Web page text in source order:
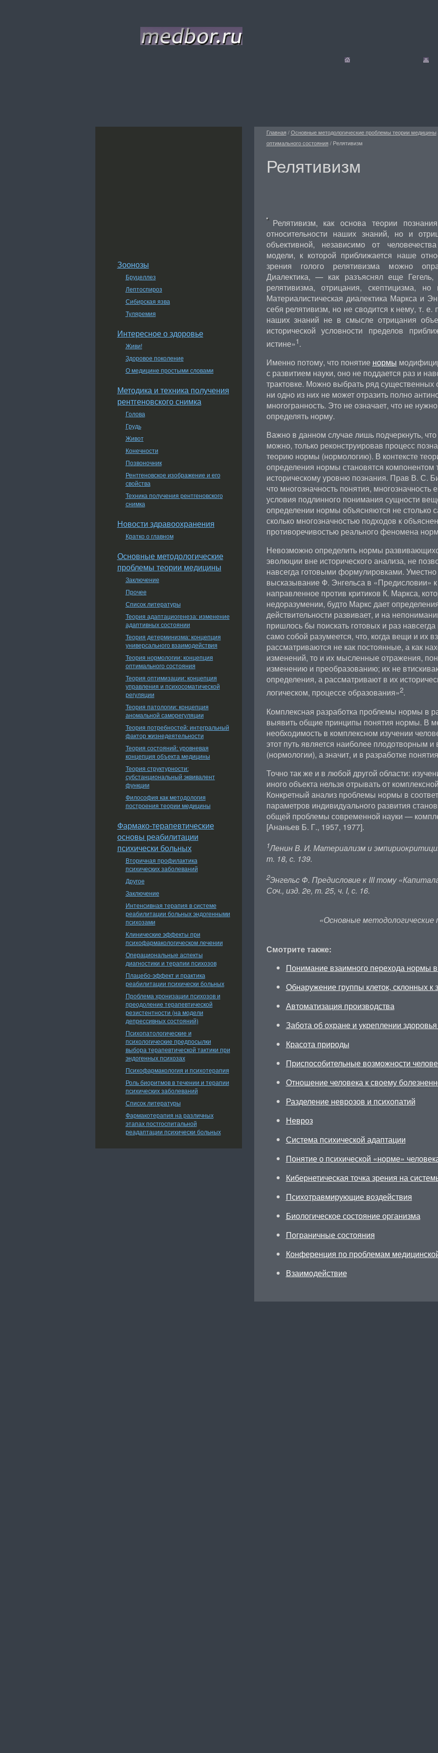
Главная /Основные методологические проблемы теории медицины
оптимального состояния / Релятивизм
Релятивизм
Релятивизм, как основа теории
относительности наших знаний, но и
объективной, независимо от
модели, к которой приближается наше
зрения голого релятивизма можно
Диалектика, — как разъяснял еще
релятивизма, отрицания, скептицизма,
Материалистическая диалектика Маркса и
себя релятивизм, но не сводится к нему, т. е.
наших знаний не в смысле отрицания
исторической условности пределов
истине»1.
Именно потому, что понятие нормы
с развитием науки, оно не поддается раз и
трактовке. Можно выбрать ряд
ни одно из них не может отразить полно
многогранность. Это не означает, что не
определять норму.
Важно в данном случае лишь подчеркнуть,
можно, только реконструировав процесс
теорию нормы (нормологию). В контексте
определения нормы становятся компонентом
историческому уровню познания. Прав В. С.
что многозначность понятия, многозначность
условия подлинного понимания сущности
определении нормы объясняются не столько
сколько многозначностью подходов к
противоречивостью реального феномена
Невозможно определить нормы
эволюции вне исторического анализа, не
навсегда готовыми формулировками.
высказывание Ф. Энгельса в «Предисловии»
направленное против критиков К. Маркса,
недоразумении, будто Маркс дает
действительности развивает, и на
пришлось бы поискать готовых и раз
само собой разумеется, что, когда вещи и их
рассматриваются не как постоянные, а как
изменений, то и их мысленные отражения,
изменению и преобразованию; их не
определения, а рассматривают в их
логическом, процессе образования»2.
Комплексная разработка проблемы нормы в
выявить общие принципы понятия нормы. В
необходимость в комплексном изучении
этот путь является наиболее плодотворным
(нормологии), а значит, и в разработке
Точно так же и в любой другой области:
иного объекта нельзя отрывать от
Конкретный анализ проблемы нормы в
параметров индивидуального развития
общей проблемы современной науки —
[Ананьев Б. Г., 1957, 1977].
1Ленин В. И. Материализм и
т. 18, с. 139.
2Энгельс Ф. Предисловие к III тому
Соч., изд. 2е, т. 25, ч. I, с. 16.
«Основные
Смотрите также:
Понимание взаимного перехода нормы
Обнаружение группы клеток, склонных к
Автоматизация производства
Забота об охране и укреплении
Красота природы
Приспособительные возможности
Отношение человека к своему
Разделение неврозов и психопатий
Невроз
Система психической адаптации
Понятие о психической «норме»
Кибернетическая точка зрения на
Психотравмирующие воздействия
Биологическое состояние организма
Пограничные состояния
Конференция по проблемам
Взаимодействие
Зоонозы
Бруцеллез
Лептоспироз
Сибирская язва
Туляремия
Интересное о здоровье
Живи!
Здоровое поколение
О медицине простыми словами
Методика и техника получения
рентгеновского снимка
Голова
Грудь
Живот
Конечности
Позвоночник
Рентгеновское изображение и его
свойства
Техника получения рентгеновского
снимка
Новости здравоохранения
Кратко о главном
Основные методологические
проблемы теории медицины
Заключение
Прочее
Список литературы
Теория адаптациогенеза: изменение
адаптивных состоянии
Теория детерминизма: концепция
универсального взаимодействия
Теория нормологии: концепция
оптимального состояния
Теория оптимизации: концепция
управления и психосоматической
регуляции
Теория патологии: концепция
аномальной саморегуляции
Теория потребностей: интегральный
фактор жизнедеятельности
Теория состояний: уровневая
концепция объекта медицины
Теория структурности:
субстанциональный эквивалент
функции
Философия как методология
построения теории медицины
Фармако-терапевтические
основы реабилитации
психически больных
Вторичная профилактика
психических заболеваний
Другое
Заключение
Интенсивная терапия в системе
реабилитации больных эндогенными
психозами
Клинические эффекты при
психофармакологическом лечении
Операциональные аспекты
диагностики и терапии психозов
Плацебо-эффект и практика
реабилитации психически больных
Проблема хронизации психозов и
преодоление терапевтической
резистентности (на модели
депрессивных состояний)
Психопатологические и
психологические предпосылки
выбора терапевтической тактики при
эндогенных психозах
Психофармакология и психотерапия
Роль биоритмов в течении и терапии
психических заболеваний
Список литературы
Фармакотерапия на различных
этапах постгоспитальной
реадаптации психически больных